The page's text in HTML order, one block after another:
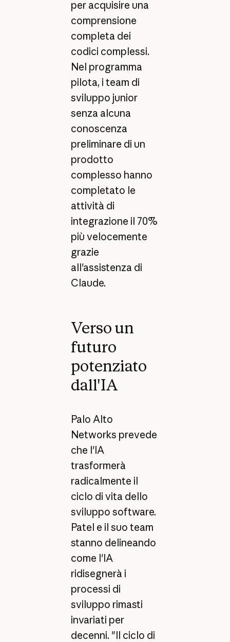
per acquisire una
comprensione
completa dei
codici complessi.
Nel programma
pilota, i team di
sviluppo junior
senza alcuna
conoscenza
preliminare di un
prodotto
complesso hanno
completato le
attività di
integrazione il 70%
più velocemente
grazie
all'assistenza di
Claude.
Verso un
futuro
potenziato
dall'IA
Palo Alto
Networks prevede
che l'IA
trasformerà
radicalmente il
ciclo di vita dello
sviluppo software.
Patel e il suo team
stanno delineando
come l'IA
ridisegnerà i
processi di
sviluppo rimasti
invariati per
decenni. "Il ciclo di